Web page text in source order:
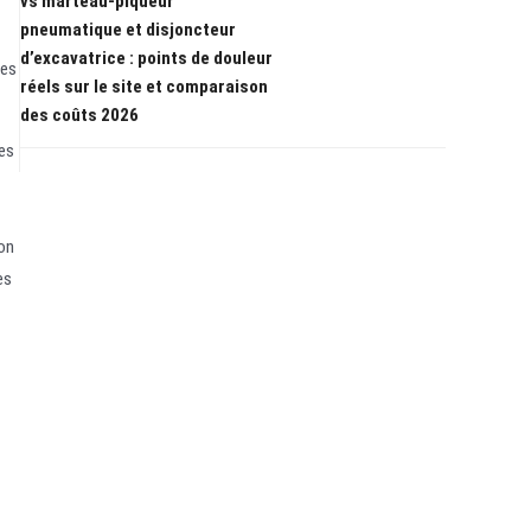
pneumatique et disjoncteur
d’excavatrice : points de douleur
réels sur le site et comparaison
des coûts 2026